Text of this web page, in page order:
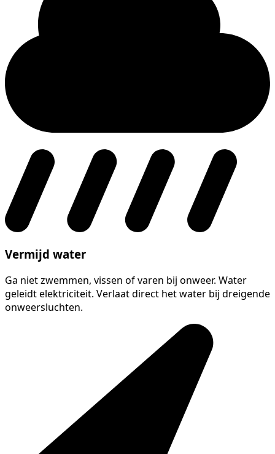
Vermijd water
Ga niet zwemmen, vissen of varen bij onweer. Water
geleidt elektriciteit. Verlaat direct het water bij dreigende
onweersluchten.